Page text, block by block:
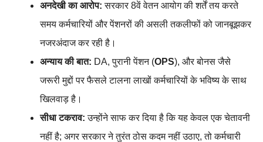
अनदेखी का आरोप: सरकार 8वें वेतन आयोग की शर्तें तय करते
समय कर्मचारियों और पेंशनरों की असली तकलीफों को जानबूझकर
नजरअंदाज कर रही है।
अन्याय की बात: DA, पुरानी पेंशन (OPS), और बोनस जैसे
जरूरी मुद्दों पर फैसले टालना लाखों कर्मचारियों के भविष्य के साथ
खिलवाड़ है।
सीधा टकराव: उन्होंने साफ कर दिया है कि यह केवल एक चेतावनी
नहीं है; अगर सरकार ने तुरंत ठोस कदम नहीं उठाए, तो कर्मचारी